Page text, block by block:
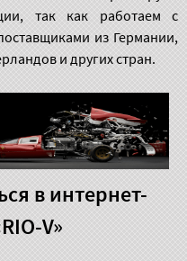
так как работаем с
из Германии,
и других стран.
в интернет-
V»